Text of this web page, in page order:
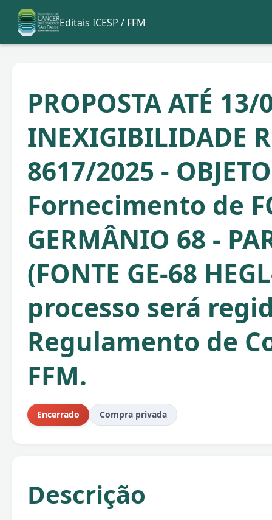
Editais ICESP / FFM
PROPOSTA ATÉ
INEXIGIBILIDADE
8617/2025 -
Fornecimento de
GERMÂNIO 68 -
(FONTE GE-68
processo será
Regulamento de
FFM.
Encerrado Compra privada
Descrição